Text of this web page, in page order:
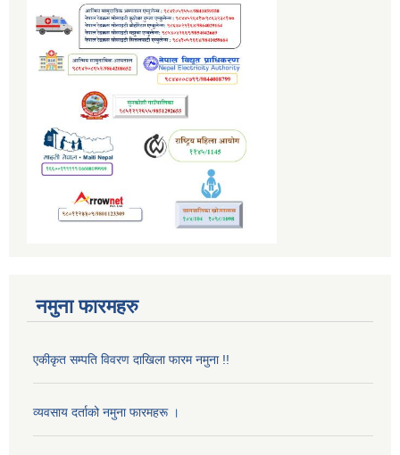
नमुना फारमहरु
एकीकृत सम्पति विवरण दाखिला फारम नमुना !!
व्यवसाय दर्ताको नमुना फारमहरू ।